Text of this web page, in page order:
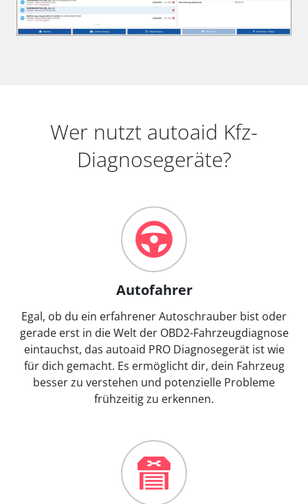
Wer nutzt autoaid Kfz-
Diagnosegeräte?
Autofahrer
Egal, ob du ein erfahrener Autoschrauber bist oder
gerade erst in die Welt der OBD2-Fahrzeugdiagnose
eintauchst, das autoaid PRO Diagnosegerät ist wie
für dich gemacht. Es ermöglicht dir, dein Fahrzeug
besser zu verstehen und potenzielle Probleme
frühzeitig zu erkennen.